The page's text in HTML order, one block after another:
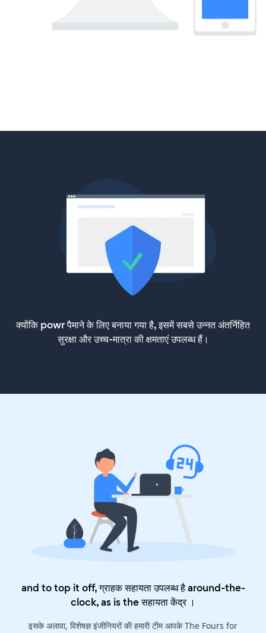
क्योंकि powr पैमाने के लिए बनाया गया है, इसमें सबसे उन्नत अंतर्निहित
सुरक्षा और उच्च-मात्रा की क्षमताएं उपलब्ध हैं।
and to top it off, ग्राहक सहायता उपलब्ध है around-the-
clock, as is theसहायता केंद्र।
इसके अलावा, विशेषज्ञ इंजीनियरों की हमारी टीम आपके The Fours for